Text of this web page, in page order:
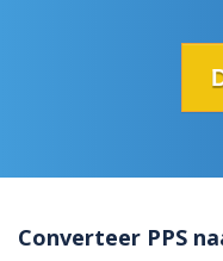
Converteer PPS